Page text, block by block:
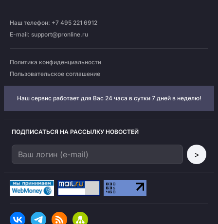
Наш телефон: +7 495 221 6912
E-mail: support@pronline.ru
Политика конфиденциальности
Пользовательское соглашение
Наш сервис работает для Вас 24 часа в сутки 7 дней в неделю!
ПОДПИСАТЬСЯ НА РАССЫЛКУ НОВОСТЕЙ